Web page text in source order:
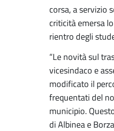
corsa, a servizio
criticità emersa
rientro degli
“Le novità sul
vicesindaco e
modificato il
frequentati del
municipio.
di Albinea e